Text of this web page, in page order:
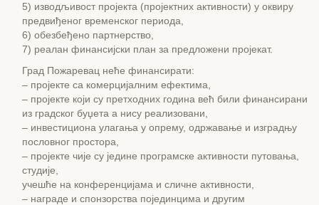
5) изводљивост пројекта (пројектних активности) у оквиру
предвиђеног временског периода,
6) обезбеђено партнерство,
7) реалан финансијски план за предложени пројекат.
Град Пожаревац неће финансирати:
– пројекте са комерцијалним ефектима,
– пројекте који су претходних година већ били финансирани
из градског буџета а нису реализовани,
– инвестициона улагања у опрему, одржавање и изградњу
пословног простора,
– пројекте чије су једине програмске активности путовања,
студије,
учешће на конференцијама и сличне активности,
– награде и спонзорства појединцима и другим